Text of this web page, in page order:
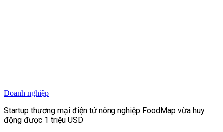
Doanh nghiệp
Startup thương mại điện tử nông nghiệp FoodMap vừa huy
động được 1 triệu USD